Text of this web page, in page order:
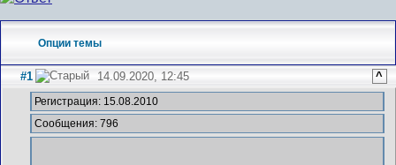
Опции темы
#1 14.09.2020, 12:45 ^
Регистрация: 15.08.2010
Сообщения: 796